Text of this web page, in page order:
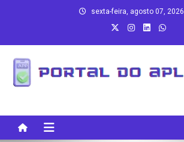
sexta-feira, agosto 07, 2026